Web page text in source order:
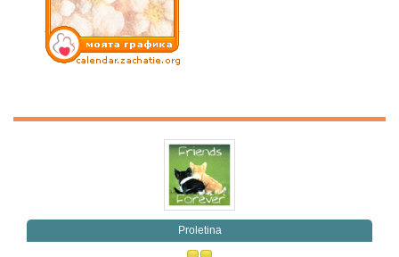
Proletina